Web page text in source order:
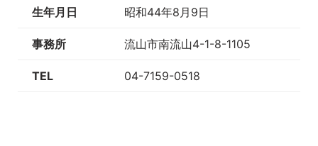
生年月日 昭和44年8月9日
事務所 流山市南流山4-1-8-1105
TEL 04-7159-0518